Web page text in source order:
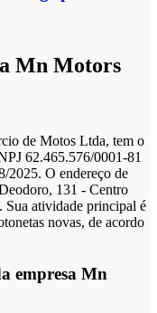
Mn Motors
de Motos Ltda, tem o
62.465.576/0001-81
2025. O endereço de
131 - Centro
Sua atividade principal é
novas, de acordo
empresa Mn